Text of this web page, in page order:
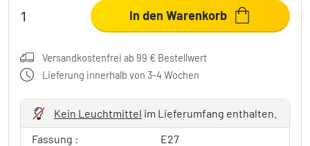
In den Warenkorb
Versandkostenfrei ab 99 € Bestellwert
Lieferung innerhalb von 3-4 Wochen
Kein Leuchtmittel im Lieferumfang enthalten.
Fassung :
E27